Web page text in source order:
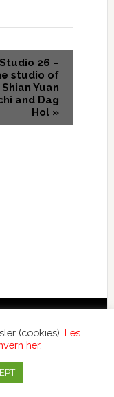
26 –
studio of
Shian Yuan
and Dag
Hol »
(cookies).
her.
(cookies). Les
her.